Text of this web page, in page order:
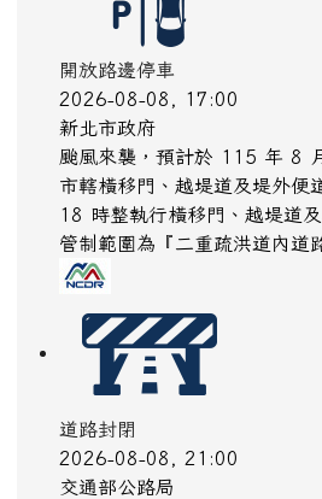
開放路邊停車
2026-08-08, 17:00
新北市政府
颱風來襲，預計於 115 年 8
市轄橫移門、越堤道及堤外便
18 時整執行橫移門、越堤道
管制範圍為『二重疏洪道內道
道路封閉
2026-08-08, 21:00
交通部公路局